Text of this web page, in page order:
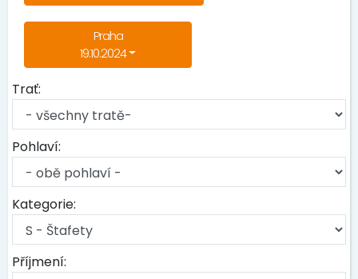
Praha
19.10.2024
Trať:
Pohlaví:
Kategorie:
Příjmení: